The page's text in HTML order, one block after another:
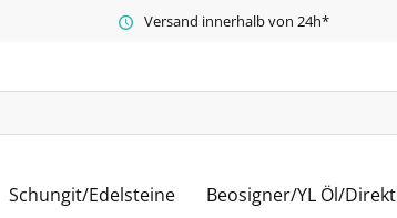
Versand innerhalb von 24h*
Schungit/Edelsteine Beosigner/YL Öl/Direkt